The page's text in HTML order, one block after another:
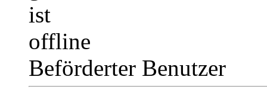
Beförderter Benutzer